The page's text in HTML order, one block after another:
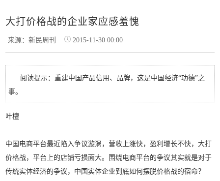
大打价格战的企业家应感羞愧
来源：新民周刊 2015-11-30 00:00
阅读提示：重建中国产品信用、品牌，这是中国经济“功德”之
事。
叶檀
中国电商平台最近陷入争议漩涡，营收上涨快，盈利增长不快，大打
价格战，平台上的店铺亏损面大。围绕电商平台的争议其实就是对于
传统实体经济的争议，中国实体企业到底如何摆脱价格战的宿命？